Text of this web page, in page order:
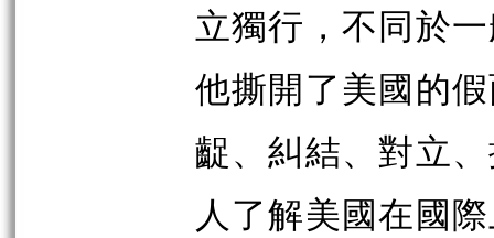
立獨行，不同於
他撕開了美國的
齪、糾結、對立
人了解美國在國